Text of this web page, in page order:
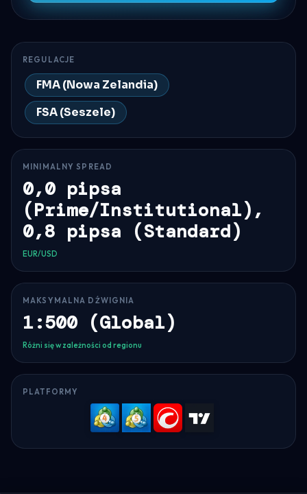
REGULACJE
FMA (Nowa Zelandia)
FSA (Seszele)
MINIMALNY SPREAD
0,0 pipsa
(Prime/Institutional),
0,8 pipsa (Standard)
EUR/USD
MAKSYMALNA DŹWIGNIA
1:500 (Global)
Różni się w zależności od regionu
PLATFORMY
MetaTrader
4
MetaTrader
5
cTrader